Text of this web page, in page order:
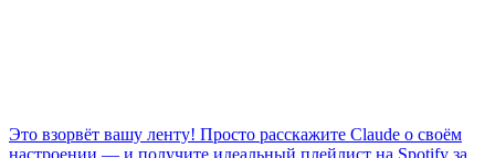
Это взорвёт вашу ленту! Просто расскажите Claude о своём